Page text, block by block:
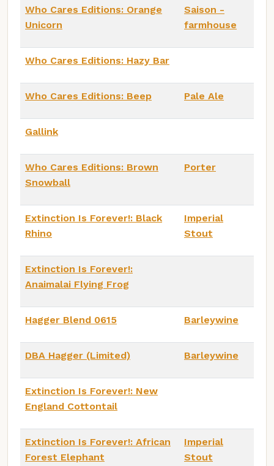
Who Cares Editions: Orange
Unicorn
Saison -
farmhouse
Who Cares Editions: Hazy Bar
Who Cares Editions: Beep Pale Ale
Gallink
Who Cares Editions: Brown
Snowball
Porter
Extinction Is Forever!: Black
Rhino
Imperial
Stout
Extinction Is Forever!:
Anaimalai Flying Frog
Hagger Blend 0615 Barleywine
DBA Hagger (Limited) Barleywine
Extinction Is Forever!: New
England Cottontail
Extinction Is Forever!: African
Forest Elephant
Imperial
Stout